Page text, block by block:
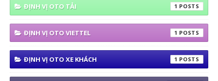
ĐỊNH VỊ OTO TẢI 1
ĐỊNH VỊ OTO VIETTEL 1
ĐỊNH VỊ OTO XE KHÁCH 1